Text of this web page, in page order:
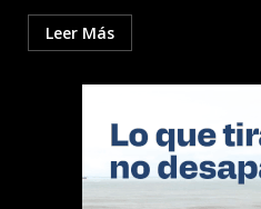
Leer Más